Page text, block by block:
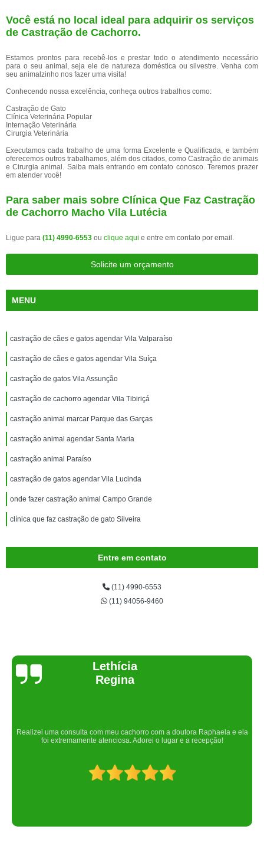
Você está no local ideal para adquirir os serviços
de Castração de Cachorro.
Estamos prontos para recebê-los e prestar todo o atendimento necessário
para o seu animal, seja ele de natureza doméstica ou silvestre. Venha com
seu animalzinho nos fazer uma visita!
Conhecendo nossa excelência, conheça outros trabalhos como:
Castração de Gato
Clínica Veterinária Popular
Internação Veterinária
Cirurgia Veterinária
Executamos cada trabalho de uma forma Excelente e Qualificada, e também
oferecemos outros trabalhamos, além dos citados, como Castração de animais
e Cirurgia animal. Saiba mais entrando em contato conosco. Teremos prazer
em atender você!
Para saber mais sobre Clínica Que Faz Castração
de Cachorro Macho Vila Lutécia
Ligue para (11) 4990-6553 ou clique aqui e entre em contato por email.
Solicite um orçamento
MENU
castração de cães e gatos agendar Vila Valparaíso
castração de cães e gatos agendar Vila Suíça
castração de gatos Vila Assunção
castração de cachorro agendar Vila Tibiriçá
castração animal marcar Parque das Garças
castração animal agendar Santa Maria
castração animal Paraíso
castração de gatos agendar Vila Lucinda
onde fazer castração animal Campo Grande
clínica que faz castração de gato Silveira
Entre em contato
(11) 4990-6553
(11) 94056-9460
Joelma Lilian
Um lugar maravilhoso. Sempre serei grata pelo que fizeram por nós!